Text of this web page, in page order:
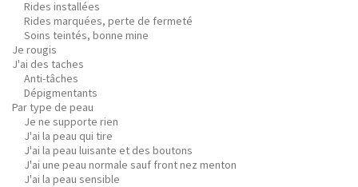
Rides installées
Rides marquées, perte de fermeté
Soins teintés, bonne mine
Je rougis
J'ai des taches
Anti-tâches
Dépigmentants
Par type de peau
Je ne supporte rien
J'ai la peau qui tire
J'ai la peau luisante et des boutons
J'ai une peau normale sauf front nez menton
J'ai la peau sensible